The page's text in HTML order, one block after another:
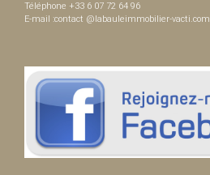
Téléphone +33 6 07 72 64 96
E-mail :contact @labauleimmobilier-vacti.com